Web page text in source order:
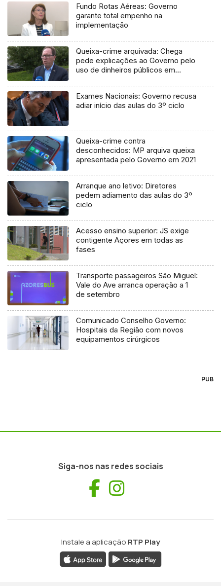
Fundo Rotas Aéreas: Governo
garante total empenho na
implementação
Queixa-crime arquivada: Chega
pede explicações ao Governo pelo
uso de dinheiros públicos em
Exames Nacionais: Governo recusa
adiar início das aulas do 3º ciclo
Queixa-crime contra
desconhecidos: MP arquiva queixa
apresentada pelo Governo em 2021
Arranque ano letivo: Diretores
pedem adiamento das aulas do 3º
ciclo
Acesso ensino superior: JS exige
contigente Açores em todas as
fases
Transporte passageiros São Miguel:
Vale do Ave arranca operação a 1
de setembro
Comunicado Conselho Governo:
Hospitais da Região com novos
equipamentos cirúrgicos
PUB
Siga-nos nas redes sociais
Facebook
Instale a aplicação RTP Play